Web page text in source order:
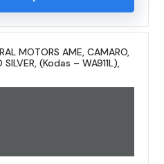
MOTORS AME, CAMARO,
(Kodas – WA911L),